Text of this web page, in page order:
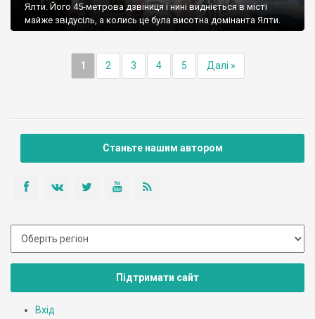
Ялти. Його 45-метрова дзвіниця і нині видніється в місті
майже звідусіль, а колись це була висотна домінанта Ялти.
1 2 3 4 5 Далі »
Станьте нашим автором
Підтримати сайт
Вхід